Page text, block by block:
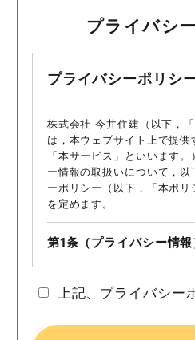
プライバシ
プライバシーポリシ
株式会社 今井住建（以下，
は，本ウェブサイト上で提
「本サービス」といいます
ー情報の取扱いについて，
ーポリシー（以下，「本ポリ
を定めます。
第1条（プライバシー情報
報保護法にいう「個人情報
る氏名，生年月日，住所，
上記、プライバシー